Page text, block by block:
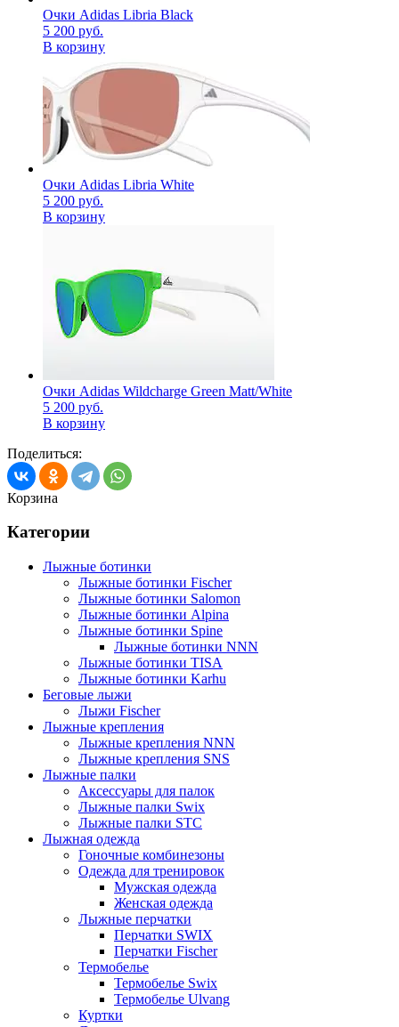
Очки Adidas Libria Black
5 200 руб.
В корзину
Очки Adidas Libria White
5 200 руб.
В корзину
Очки Adidas Wildcharge Green Matt/White
5 200 руб.
В корзину
Поделиться:
Корзина
Категории
Лыжные ботинки
Лыжные ботинки Fischer
Лыжные ботинки Salomon
Лыжные ботинки Alpina
Лыжные ботинки Spine
Лыжные ботинки NNN
Лыжные ботинки TISA
Лыжные ботинки Karhu
Беговые лыжи
Лыжи Fischer
Лыжные крепления
Лыжные крепления NNN
Лыжные крепления SNS
Лыжные палки
Аксессуары для палок
Лыжные палки Swix
Лыжные палки STC
Лыжная одежда
Гоночные комбинезоны
Одежда для тренировок
Мужская одежда
Женская одежда
Лыжные перчатки
Перчатки SWIX
Перчатки Fischer
Термобелье
Термобелье Swix
Термобелье Ulvang
Куртки